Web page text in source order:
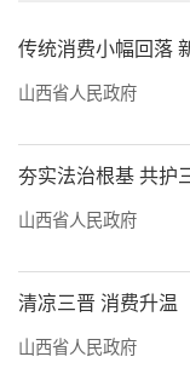
一株小草
今……中医药是
原创优势的科
主创新极具潜
济中的地位持
济增长的重要新
山西中医
库”美誉，黄芪
优势显著，全
传统消费小幅回落
山西省人民政府
夯实法治根基 共护
山西省人民政府
清凉三晋 消费升温
山西省人民政府